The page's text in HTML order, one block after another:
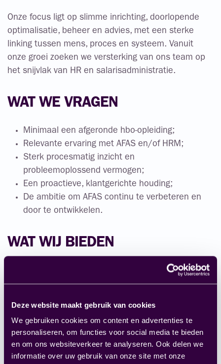
Deze website maakt gebruik van cookies
We gebruiken cookies om content en advertenties te
personaliseren, om functies voor social media te bieden
en om ons websiteverkeer te analyseren. Ook delen we
informatie over uw gebruik van onze site met onze
Onze focus ligt op slimme inrichting, doorlopende
optimalisatie, beheer en advies, met een sterke
linking tussen mens, proces en systeem. Vanuit
onze groei zoeken we versterking van ons team op
het snijvlak van HR en salarisadministratie.
WAT WE VRAGEN
Minimaal een afgeronde hbo-opleiding;
Relevante ervaring met AFAS en/of HRM;
Sterk procesmatig inzicht en
probleemoplossend vermogen;
Een proactieve, klantgerichte houding;
De ambitie om AFAS continu te verbeteren en
door te ontwikkelen.
WAT WIJ BIEDEN
€3.200,- t/m €6.000,- (afhankelijk van ervaring);
Flexibel werken: bij klanten, thuis of op kantoor;
tank- of laadpas;
Opleidingsleidingen;
Doorgroeimogelijkheden;
Buitenlandse teamtrips;